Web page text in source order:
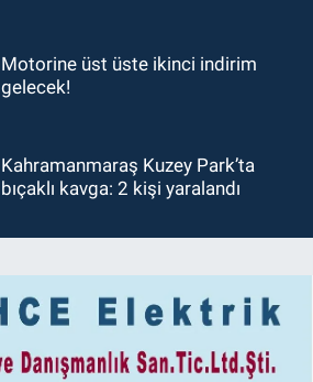
Motorine üst üste ikinci indirim
gelecek!
Kahramanmaraş Kuzey Park’ta
bıçaklı kavga: 2 kişi yaralandı